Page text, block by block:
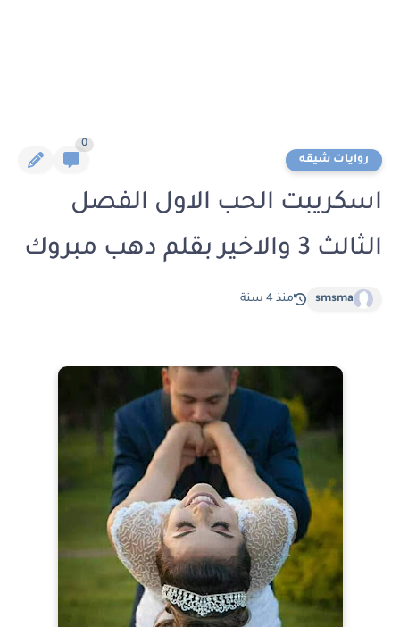
روايات شيقه
0
اسكريبت الحب الاول الفصل
الثالث 3 والاخير بقلم دهب مبروك
smsma منذ 4 سنة